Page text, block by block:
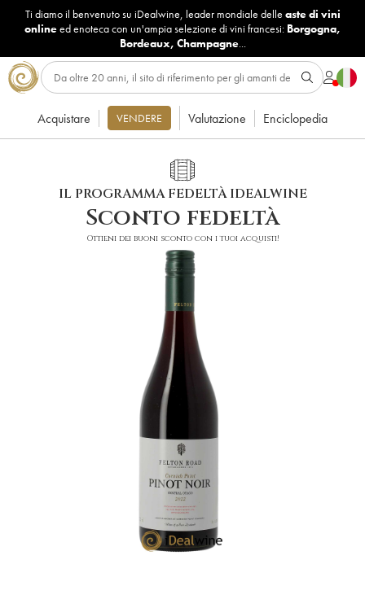
Ti diamo il benvenuto su iDealwine, leader mondiale delle aste di vini
onlineed enoteca con un'ampia selezione di vini francesi: Borgogna,
Bordeaux, Champagne...
Acquistare VENDERE Valutazione Enciclopedia
IL PROGRAMMA FEDELTÀ IDEALWINE
Sconto fedeltà
Ottieni dei buoni sconto con i tuoi acquisti!